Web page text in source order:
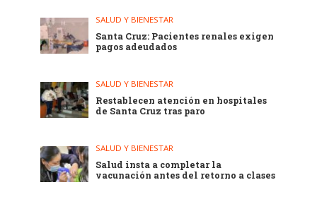
SALUD Y BIENESTAR
Santa Cruz: Pacientes renales exigen
pagos adeudados
SALUD Y BIENESTAR
Restablecen atención en hospitales
de Santa Cruz tras paro
SALUD Y BIENESTAR
Salud insta a completar la
vacunación antes del retorno a clases